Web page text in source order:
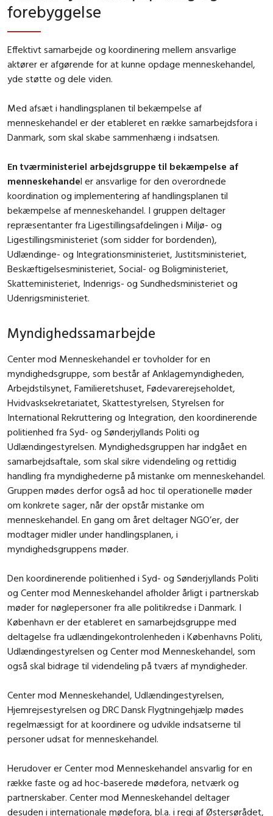
forebyggelse
Effektivt samarbejde og koordinering mellem ansvarlige
aktører er afgørende for at kunne opdage menneskehandel,
yde støtte og dele viden.
Med afsæt i handlingsplanen til bekæmpelse af
menneskehandel er der etableret en række samarbejdsfora i
Danmark, som skal skabe sammenhæng i indsatsen.
En tværministeriel arbejdsgruppe til bekæmpelse af
menneskehandel er ansvarlige for den overordnede
koordination og implementering af handlingsplanen til
bekæmpelse af menneskehandel. I gruppen deltager
repræsentanter fra Ligestillingsafdelingen i Miljø- og
Ligestillingsministeriet (som sidder for bordenden),
Udlændinge- og Integrationsministeriet, Justitsministeriet,
Beskæftigelsesministeriet, Social- og Boligministeriet,
Skatteministeriet, Indenrigs- og Sundhedsministeriet og
Udenrigsministeriet.
Myndighedssamarbejde
Center mod Menneskehandel er tovholder for en
myndighedsgruppe, som består af Anklagemyndigheden,
Arbejdstilsynet, Familieretshuset, Fødevarerejseholdet,
Hvidvasksekretariatet, Skattestyrelsen, Styrelsen for
International Rekruttering og Integration, den koordinerende
politienhed fra Syd- og Sønderjyllands Politi og
Udlændingestyrelsen. Myndighedsgruppen har indgået en
samarbejdsaftale, som skal sikre videndeling og rettidig
handling fra myndighederne på mistanke om menneskehandel.
Gruppen mødes derfor også ad hoc til operationelle møder
om konkrete sager, når der opstår mistanke om
menneskehandel. En gang om året deltager NGO’er, der
modtager midler under handlingsplanen, i
myndighedsgruppens møder.
Den koordinerende politienhed i Syd- og Sønderjyllands Politi
og Center mod Menneskehandel afholder årligt i partnerskab
møder for nøglepersoner fra alle politikredse i Danmark. I
København er der etableret en samarbejdsgruppe med
deltagelse fra udlændingekontrolenheden i Københavns Politi,
Udlændingestyrelsen og Center mod Menneskehandel, som
også skal bidrage til videndeling på tværs af myndigheder.
Center mod Menneskehandel, Udlændingestyrelsen,
Hjemrejsestyrelsen og DRC Dansk Flygtningehjælp mødes
regelmæssigt for at koordinere og udvikle indsatserne til
personer udsat for menneskehandel.
Herudover er Center mod Menneskehandel ansvarlig for en
række faste og ad hoc-baserede mødefora, netværk og
partnerskaber. Center mod Menneskehandel deltager
desuden i internationale mødefora, bl.a. i regi af Østersørådet,